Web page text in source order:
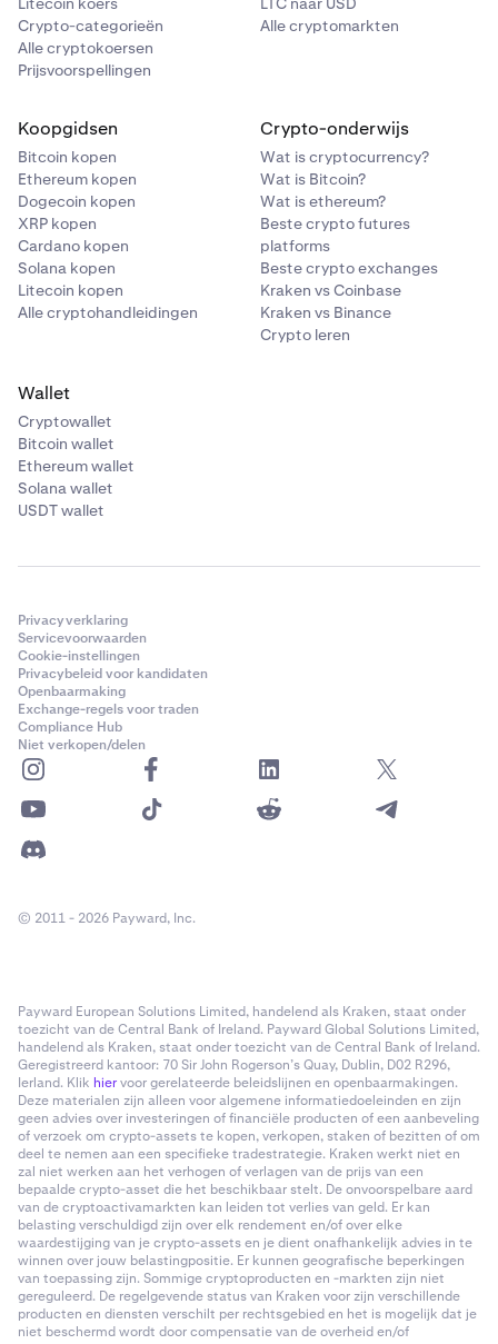
Crypto-categorieën
Alle cryptokoersen
Prijsvoorspellingen
Alle cryptomarkten
Koopgidsen
Bitcoin kopen
Ethereum kopen
Dogecoin kopen
XRP kopen
Cardano kopen
Solana kopen
Litecoin kopen
Alle cryptohandleidingen
Crypto-onderwijs
Wat is cryptocurrency?
Wat is Bitcoin?
Wat is ethereum?
Beste crypto futures
platforms
Beste crypto exchanges
Kraken vs Coinbase
Kraken vs Binance
Crypto leren
Wallet
Cryptowallet
Bitcoin wallet
Ethereum wallet
Solana wallet
USDT wallet
Privacyverklaring
Servicevoorwaarden
Cookie-instellingen
Privacybeleid voor kandidaten
Openbaarmaking
Exchange-regels voor traden
Compliance Hub
Niet verkopen/delen
© 2011 - 2026 Payward, Inc.
Payward European Solutions Limited, handelend als Kraken, staat onder
toezicht van de Central Bank of Ireland. Payward Global Solutions Limited,
handelend als Kraken, staat onder toezicht van de Central Bank of Ireland.
Geregistreerd kantoor: 70 Sir John Rogerson’s Quay, Dublin, D02 R296,
Ierland. Klik hiervoor gerelateerde beleidslijnen en openbaarmakingen.
Deze materialen zijn alleen voor algemene informatiedoeleinden en zijn
geen advies over investeringen of financiële producten of een aanbeveling
of verzoek om crypto-assets te kopen, verkopen, staken of bezitten of om
deel te nemen aan een specifieke tradestrategie. Kraken werkt niet en
zal niet werken aan het verhogen of verlagen van de prijs van een
bepaalde crypto-asset die het beschikbaar stelt. De onvoorspelbare aard
van de cryptoactivamarkten kan leiden tot verlies van geld. Er kan
belasting verschuldigd zijn over elk rendement en/of over elke
waardestijging van je crypto-assets en je dient onafhankelijk advies in te
winnen over jouw belastingpositie. Er kunnen geografische beperkingen
van toepassing zijn. Sommige cryptoproducten en -markten zijn niet
gereguleerd. De regelgevende status van Kraken voor zijn verschillende
producten en diensten verschilt per rechtsgebied en het is mogelijk dat je
niet beschermd wordt door compensatie van de overheid en/of